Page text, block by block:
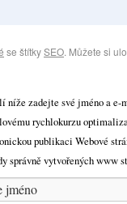
se štítkySEO. Můžete si
níže zadejte své jméno a
rychlokurzu
publikaci Webové
správně vytvořených www